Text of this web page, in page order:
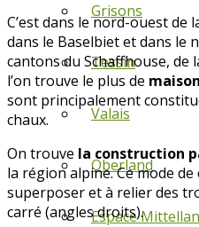
Grisons
Tessin
Valais
Oberland
Espace
C’est dans le nord-ouest de
dans le Baselbiet et dans le
cantons du Schaffhouse, de
l’on trouve le plus de
sont principalement
chaux.
On trouve la construction
la région alpine. Ce mode
superposer et à relier des
carré (angles droits).